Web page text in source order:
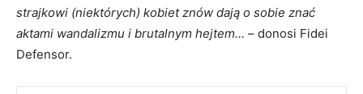
strajkowi (niektórych) kobiet znów dają o sobie znać
aktami wandalizmu i brutalnym hejtem… – donosi Fidei
Defensor.